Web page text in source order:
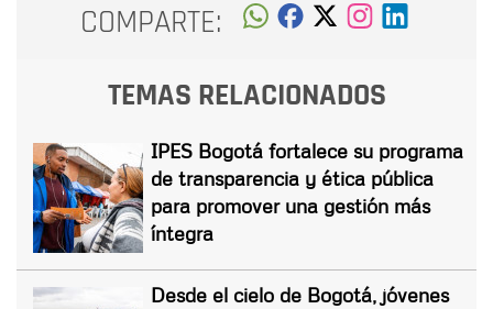
COMPARTE:
TEMAS RELACIONADOS
IPES Bogotá fortalece su programa
de transparencia y ética pública
para promover una gestión más
íntegra
Desde el cielo de Bogotá, jóvenes